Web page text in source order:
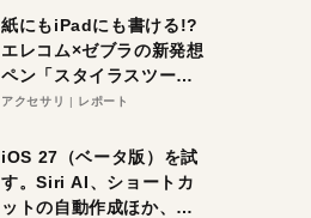
紙にもiPadにも書ける!?
エレコム×ゼブラの新発想
ペン「スタイラスツーウ
ェイ」レビュー。持ち替
アクセサリ レポート
iOS 27（ベータ版）を試
す。Siri AI、ショートカ
ットの自動作成ほか、期